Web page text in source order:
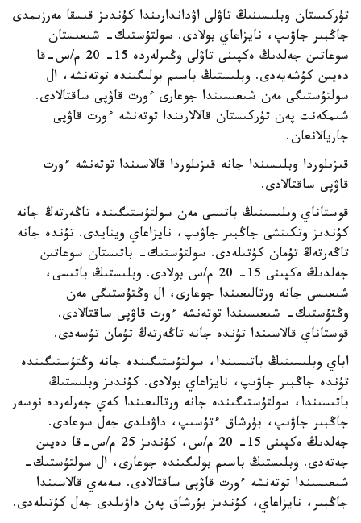
تۇركىستان وبلىسىنىڭ تاۋلى اۋداندارىندا كۇندىز قىسقا مەرزىمدى
جاڭبىر جاۋىپ، نايزاعاي بولادى. سولتۇستىك- شىعىستان
سوعاتىن جەلدىڭ ەكپىنى تاۋلى وڭىرلەردە 15- 20 م/س-قا
دەيىن كۇشەيەدى. وبلىستىڭ باسىم بولىگىندە توتەنشە، ال
سولتۇستىگى مەن شىعىسىندا جوعارى ءورت قاۋپى ساقتالادى.
شىمكەنت پەن تۇركىستان قالالارىندا توتەنشە ءورت قاۋپى
جاريالانعان.
قىزىلوردا وبلىسىندا جانە قىزىلوردا قالاسىندا توتەنشە ءورت
قاۋپى ساقتالادى.
قوستاناي وبلىسىنىڭ باتىسى مەن سولتۇستىگىندە تاڭەرتەڭ جانە
كۇندىز وتكىنشى جاڭبىر جاۋىپ، نايزاعاي وينايدى. تۇندە جانە
تاڭەرتەڭ تۇمان كۇتىلەدى. سولتۇستىك- باتىستان سوعاتىن
جەلدىڭ ەكپىنى 15- 20 م/س بولادى. وبلىستىڭ باتىسى،
شىعىسى جانە ورتالىعىندا جوعارى، ال وڭتۇستىگى مەن
وڭتۇستىك- شىعىسىندا توتەنشە ءورت قاۋپى ساقتالادى.
قوستاناي قالاسىندا تۇندە جانە تاڭەرتەڭ تۇمان تۇسەدى.
اباي وبلىسىنىڭ باتىسىندا، سولتۇستىگىندە جانە وڭتۇستىگىندە
تۇندە جاڭبىر جاۋىپ، نايزاعاي بولادى. كۇندىز وبلىستىڭ
باتىسىندا، سولتۇستىگىندە جانە ورتالىعىندا كەي جەرلەردە نوسەر
جاڭبىر جاۋىپ، بۇرشاق ءتۇسىپ، داۋىلدى جەل سوعادى.
جەلدىڭ ەكپىنى 15- 20 م/س، كۇندىز 25 م/س-قا دەيىن
جەتەدى. وبلىستىڭ باسىم بولىگىندە جوعارى، ال سولتۇستىك-
شىعىسىندا توتەنشە ءورت قاۋپى ساقتالادى. سەمەي قالاسىندا
جاڭبىر، نايزاعاي، كۇندىز بۇرشاق پەن داۋىلدى جەل كۇتىلەدى.